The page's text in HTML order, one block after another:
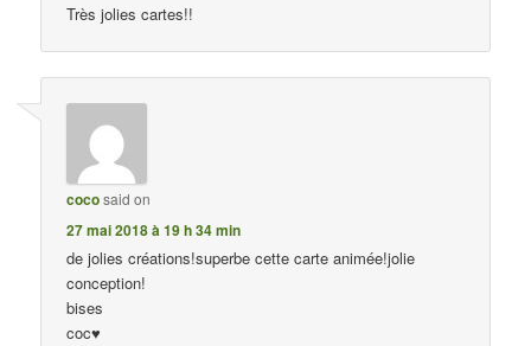
Très jolies cartes!!
cocosaid on
27 mai 2018 à 19 h 34 min
de jolies créations!superbe cette carte animée!jolie
conception!
bises
coc♥